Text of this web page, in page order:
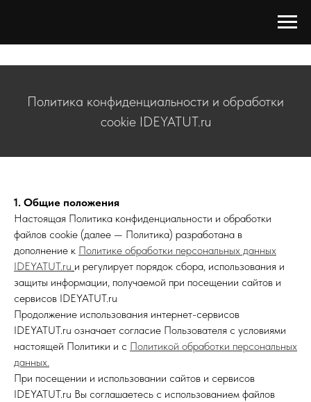
Политика конфиденциальности и обработки
cookie IDEYATUT.ru
1. Общие положения
Настоящая Политика конфиденциальности и обработки
файлов cookie (далее — Политика) разработана в
дополнение к Политике обработки персональных данных
IDEYATUT.ru и регулирует порядок сбора, использования и
защиты информации, получаемой при посещении сайтов и
сервисов IDEYATUT.ru
Продолжение использования интернет-сервисов
IDEYATUT.ru означает согласие Пользователя с условиями
настоящей Политики и с Политикой обработки персональных
данных.
При посещении и использовании сайтов и сервисов
IDEYATUT.ru Вы соглашаетесь с использованием файлов